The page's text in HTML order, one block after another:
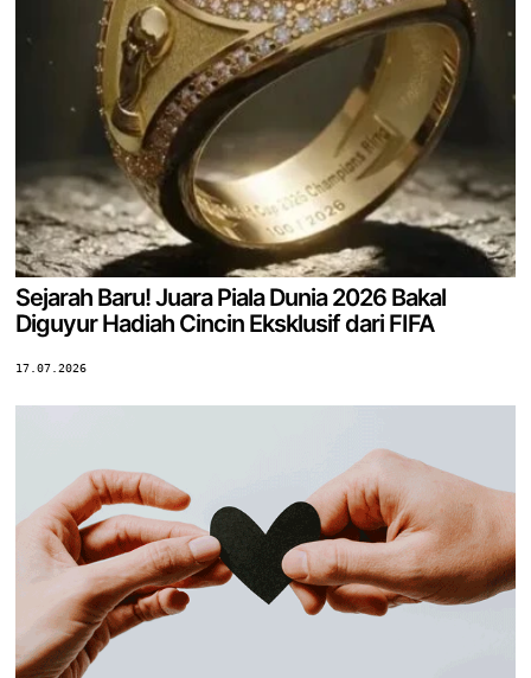
Sejarah Baru! Juara Piala Dunia 2026 Bakal
Diguyur Hadiah Cincin Eksklusif dari FIFA
17.07.2026